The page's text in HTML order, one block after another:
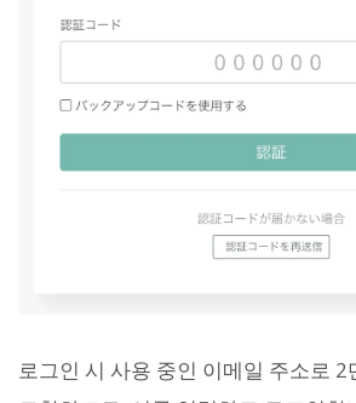
로그인 시 사용 중인 이메일 주소로